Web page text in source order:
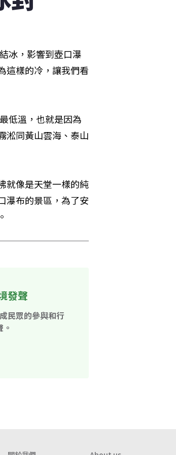
冰，影響到壺口瀑
這樣的冷，讓我們看
低溫，也就是因為
淞同黃山雲海、泰山
就像是天堂一樣的純
瀑布的景區，為了安
發聲
民眾的參與和行